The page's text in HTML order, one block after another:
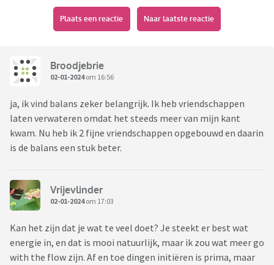
Plaats een reactie Naar laatste reactie
Broodjebrie
02-01-2024om 16:56
ja, ik vind balans zeker belangrijk. Ik heb vriendschappen
laten verwateren omdat het steeds meer van mijn kant
kwam. Nu heb ik 2 fijne vriendschappen opgebouwd en daarin
is de balans een stuk beter.
Vrijevlinder
02-01-2024om 17:03
Kan het zijn dat je wat te veel doet? Je steekt er best wat
energie in, en dat is mooi natuurlijk, maar ik zou wat meer go
with the flow zijn. Af en toe dingen initiëren is prima, maar